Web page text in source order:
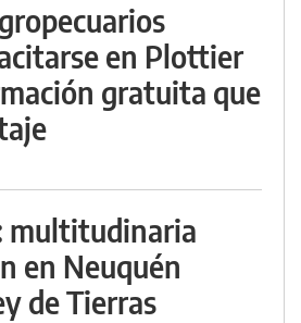
en Plottier
gratuita que
multitudinaria
en Neuquén
de Tierras